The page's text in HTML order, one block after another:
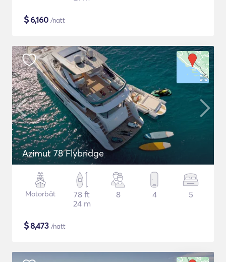
$6,160 /natt
Azimut 78 Flybridge
Motorbåt
78 ft
24 m
8 4 5
$8,473 /natt